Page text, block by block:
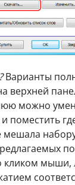
Варианты
верхней
можно
поместить
кликом мыши,